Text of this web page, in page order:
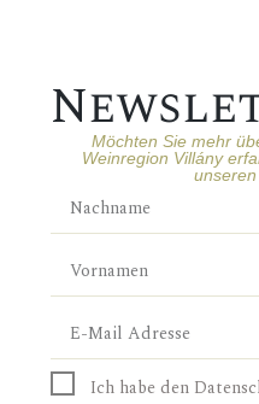
Möchten Sie mehr
Weinregion Villány
Ich habe den